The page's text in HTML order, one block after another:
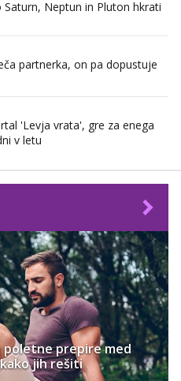
Neptun in Pluton hkrati
partnerka, on pa dopustuje
'Levja vrata', gre za enega
v letu
poletne prepire med
jih rešiti